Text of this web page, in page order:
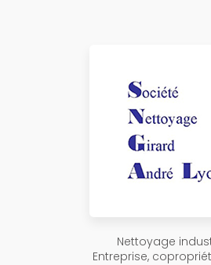
Nettoyage
Entreprise,